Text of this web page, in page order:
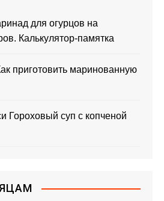
для огурцов на
Калькулятор-памятка
приготовить маринованную
Гороховый суп с копченой